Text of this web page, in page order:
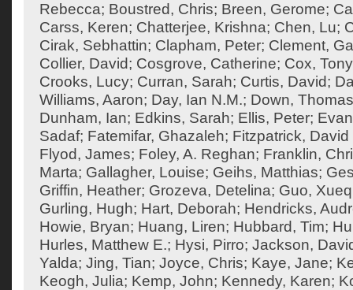
Rebecca; Boustred, Chris; Breen, Gerome;
Carss, Keren; Chatterjee, Krishna; Chen, Lu;
Cirak, Sebhattin; Clapham, Peter; Clement,
Collier, David; Cosgrove, Catherine; Cox, Tony
Crooks, Lucy; Curran, Sarah; Curtis, David;
Williams, Aaron; Day, Ian N.M.; Down, Thomas
Dunham, Ian; Edkins, Sarah; Ellis, Peter;
Sadaf; Fatemifar, Ghazaleh; Fitzpatrick, David
Flyod, James; Foley, A. Reghan; Franklin,
Marta; Gallagher, Louise; Geihs, Matthias;
Griffin, Heather; Grozeva, Detelina; Guo,
Gurling, Hugh; Hart, Deborah; Hendricks,
Howie, Bryan; Huang, Liren; Hubbard, Tim;
Hurles, Matthew E.; Hysi, Pirro; Jackson,
Yalda; Jing, Tian; Joyce, Chris; Kaye, Jane;
Keogh, Julia; Kemp, John; Kennedy, Karen;